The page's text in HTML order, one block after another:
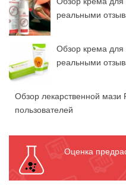
реальными
Обзор крема для
реальными
Обзор лекарственной
пользователей
Оценка